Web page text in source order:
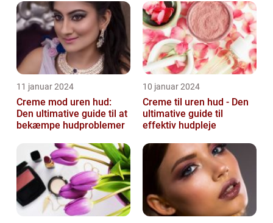
11 januar 2024
Creme mod uren hud:
Den ultimative guide til at
bekæmpe hudproblemer
10 januar 2024
Creme til uren hud - Den
ultimative guide til
effektiv hudpleje